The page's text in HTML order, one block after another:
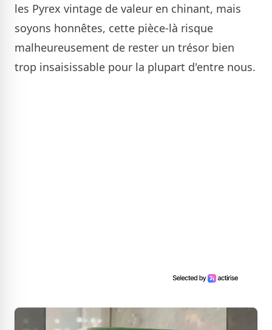
les Pyrex vintage de valeur en chinant, mais
soyons honnêtes, cette pièce-là risque
malheureusement de rester un trésor bien
trop insaisissable pour la plupart d'entre nous.